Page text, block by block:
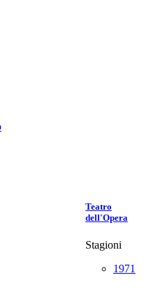
Teatro
dell'Opera
Stagioni
1971